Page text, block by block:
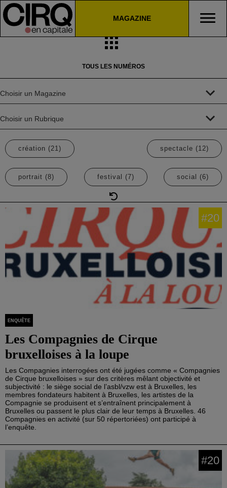
MAGAZINE
TOUS LES NUMÉROS
création (21) spectacle (12)
portrait (8) festival (7) social (6)
RÉINITIALISER LES
#20
ENQUÊTE
Les Compagnies de Cirque
bruxelloises à la loupe
Les Compagnies interrogées ont été jugées comme « Compagnies
de Cirque bruxelloises » sur des critères mêlant objectivité et
subjectivité : le siège social de l’asbl/vzw est à Bruxelles, les
membres fondateurs habitent à Bruxelles, les artistes de la
Compagnie se produisent et s’entraînent principalement à
Bruxelles ou passent le plus clair de leur temps à Bruxelles. 46
Compagnies en activité (sur 50 répertoriées) ont participé à
l’enquête.
#20